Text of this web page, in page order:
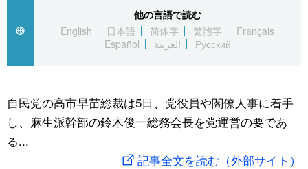
Русский
国際
文化
アーカイブ
Japan Data
動画/Live
スポーツ・東京2020
他の言語で読む
English
日本語 简体字 繁體字
Français
Español
العربية Русский
自民党の高市早苗総裁は5日、党役員や閣僚人事に着手
し、麻生派幹部の鈴木俊一総務会長を党運営の要であ
る...
記事全文を読む（外部サイト）